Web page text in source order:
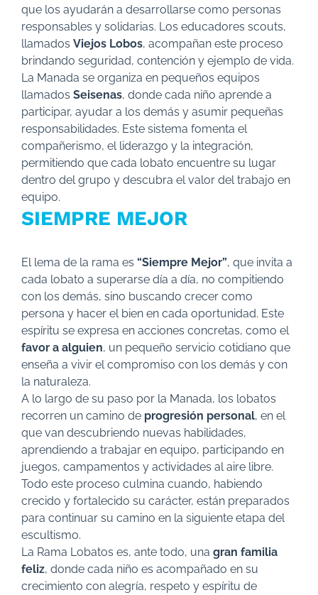
que los ayudarán a desarrollarse como personas
responsables y solidarias. Los educadores scouts,
llamados Viejos Lobos, acompañan este proceso
brindando seguridad, contención y ejemplo de vida.
La Manada se organiza en pequeños equipos
llamados Seisenas, donde cada niño aprende a
participar, ayudar a los demás y asumir pequeñas
responsabilidades. Este sistema fomenta el
compañerismo, el liderazgo y la integración,
permitiendo que cada lobato encuentre su lugar
dentro del grupo y descubra el valor del trabajo en
equipo.
SIEMPRE MEJOR
El lema de la rama es “Siempre Mejor”, que invita a
cada lobato a superarse día a día, no compitiendo
con los demás, sino buscando crecer como
persona y hacer el bien en cada oportunidad. Este
espíritu se expresa en acciones concretas, como el
favor a alguien, un pequeño servicio cotidiano que
enseña a vivir el compromiso con los demás y con
la naturaleza.
A lo largo de su paso por la Manada, los lobatos
recorren un camino de progresión personal, en el
que van descubriendo nuevas habilidades,
aprendiendo a trabajar en equipo, participando en
juegos, campamentos y actividades al aire libre.
Todo este proceso culmina cuando, habiendo
crecido y fortalecido su carácter, están preparados
para continuar su camino en la siguiente etapa del
escultismo.
La Rama Lobatos es, ante todo, una gran familia
feliz, donde cada niño es acompañado en su
crecimiento con alegría, respeto y espíritu de